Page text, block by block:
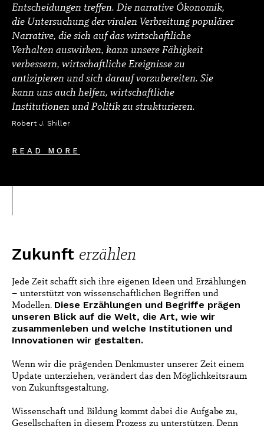
Entscheidungen treffen. Die narrative Ökonomik,
die Untersuchung der viralen Verbreitung populärer
Narrative, die sich auf das wirtschaftliche
Verhalten auswirken, kann unsere Fähigkeit
verbessern, wirtschaftliche Ereignisse zu
antizipieren und sich darauf vorzubereiten. Sie
kann uns auch helfen, wirtschaftliche
Institutionen und Politik zu strukturieren.
Robert J. Shiller
READ MORE
Zukunft erzählen
Jede Zeit schafft sich ihre eigenen Ideen und Erzählungen
– unterstützt von wissenschaftlichen Begriffen und
Modellen. Diese Erzählungen und Begriffe prägen
unseren Blick auf die Welt, die Art, wie wir
zusammenleben und welche Institutionen und
Innovationen wir gestalten.
Wenn wir die prägenden Denkmuster unserer Zeit einem
Update unterziehen, verändert das den Möglichkeitsraum
von Zukunftsgestaltung.
Wissenschaft und Bildung kommt dabei die Aufgabe zu,
Gesellschaften in diesem Prozess zu unterstützen. Denn